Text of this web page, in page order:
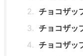
チョコザッ
チョコザッ
チョコザッ